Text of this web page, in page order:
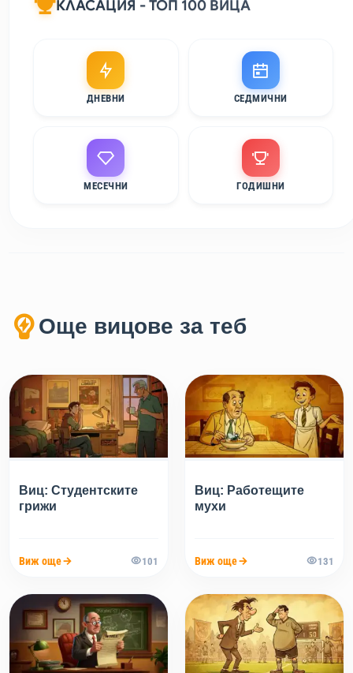
КЛАСАЦИЯ - ТОП 100 ВИЦА
ДНЕВНИ СЕДМИЧНИ
МЕСЕЧНИ ГОДИШНИ
Още вицове за теб
Виц: Студентските
грижи
Виж още 101
Виц: Работещите
мухи
Виж още 131